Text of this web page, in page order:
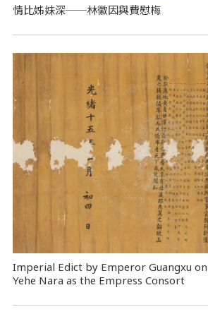
情比姊妹深──林徽因與費慰梅
Imperial Edict by Emperor Guangxu
Yehe Nara as the Empress Consort